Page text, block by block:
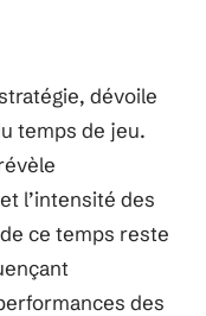
dévoile
temps de jeu.
l’intensité des
ce temps reste
des